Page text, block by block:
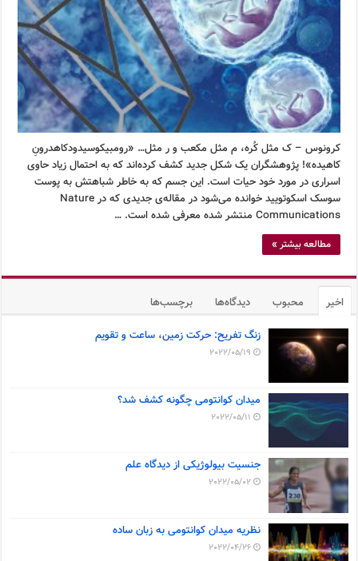
کرونوس – ک مثل کُره، م مثل مکعب و ر مثل… «رومبیکوسیدودکاهدرونِ
کاهیده»! پژوهشگران یک شکل جدید کشف کرده‌اند که به احتمال زیاد حاوی
اسراری در مورد خود حیات است. این جسم که به خاطر شباهتش به پوست
سوسک اسکوتویید خوانده می‌شود در مقاله‌ی جدیدی که در Nature
Communications منتشر شده معرفی شده است. …
مطالعه بیشتر »
اخیر محبوب دیدگاه‌ها برچسب‌ها
زنگ تفریح: حرکت زمین، ساعت و تقویم
2022/05/19
میدان کوانتومی چگونه کشف شد؟
2022/05/11
جنسیت بیولوژیکی از دیدگاه علم
2022/05/02
نظریه میدان کوانتومی به زبان ساده
2022/04/26